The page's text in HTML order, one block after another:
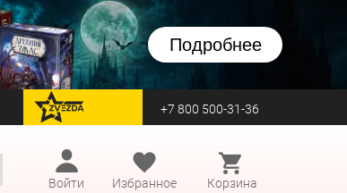
Подробнее
перейти на Zvezda +7 800 500-31-36
Войти
Избранное Корзина